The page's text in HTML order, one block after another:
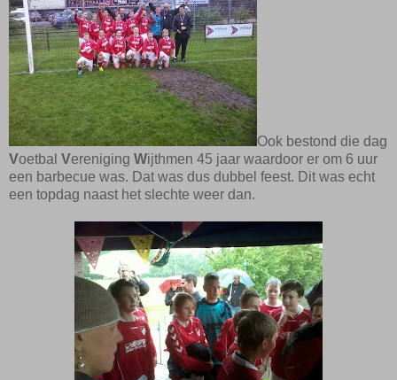
Ook bestond die dag
Voetbal Vereniging Wijthmen 45 jaar waardoor er om 6 uur
een barbecue was. Dat was dus dubbel feest. Dit was echt
een topdag naast het slechte weer dan.